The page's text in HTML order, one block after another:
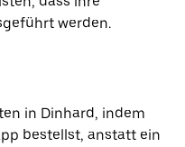
werden.
in Dinhard, indem
bestellst, anstatt ein